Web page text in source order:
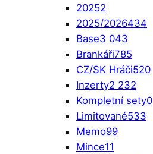
20252
2025/2026434
Base3 043
Brankáři785
CZ/SK Hráči520
Inzerty2 232
Kompletní sety0
Limitované533
Memo99
Mince11